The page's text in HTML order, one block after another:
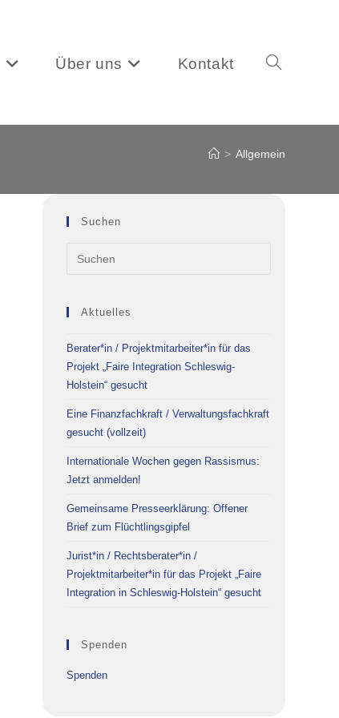
Über uns Kontakt Website-
> Allgemein
Suchen
Aktuelles
Berater*in / Projektmitarbeiter*in für das
Projekt „Faire Integration Schleswig-
Holstein“ gesucht
Eine Finanzfachkraft / Verwaltungsfachkraft
gesucht (vollzeit)
Internationale Wochen gegen Rassismus:
Jetzt anmelden!
Gemeinsame Presseerklärung: Offener
Brief zum Flüchtlingsgipfel
Jurist*in / Rechtsberater*in /
Projektmitarbeiter*in für das Projekt „Faire
Integration in Schleswig-Holstein“ gesucht
Spenden
Spenden